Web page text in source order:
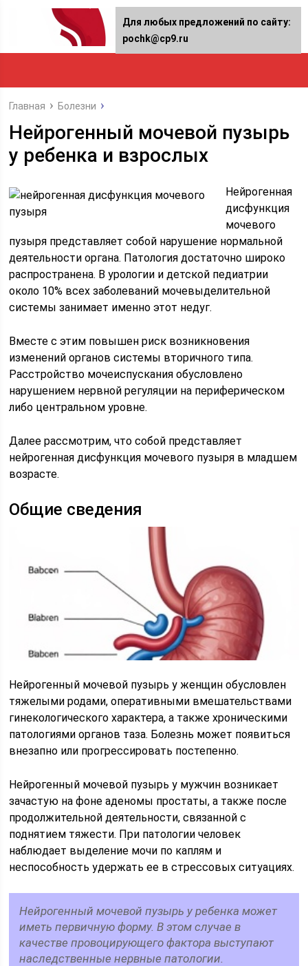
Главная Болезни
Нейрогенный мочевой пузырь
у ребенка и взрослых
Нейрогенная
дисфункция
мочевого
пузыря представляет собой нарушение нормальной
деятельности органа. Патология достаточно широко
распространена. В урологии и детской педиатрии
около 10% всех заболеваний мочевыделительной
системы занимает именно этот недуг.
Вместе с этим повышен риск возникновения
изменений органов системы вторичного типа.
Расстройство мочеиспускания обусловлено
нарушением нервной регуляции на периферическом
либо центральном уровне.
Далее рассмотрим, что собой представляет
нейрогенная дисфункция мочевого пузыря в младшем
возрасте.
Общие сведения
Нейрогенный мочевой пузырь у женщин обусловлен
тяжелыми родами, оперативными вмешательствами
гинекологического характера, а также хроническими
патологиями органов таза. Болезнь может появиться
внезапно или прогрессировать постепенно.
Нейрогенный мочевой пузырь у мужчин возникает
зачастую на фоне аденомы простаты, а также после
продолжительной деятельности, связанной с
поднятием тяжести. При патологии человек
наблюдает выделение мочи по каплям и
неспособность удержать ее в стрессовых ситуациях.
Нейрогенный мочевой пузырь у ребенка может
иметь первичную форму. В этом случае в
качестве провоцирующего фактора выступают
наследственные нервные патологии.
Для любых предложений по сайту:
pochk@cp9.ru